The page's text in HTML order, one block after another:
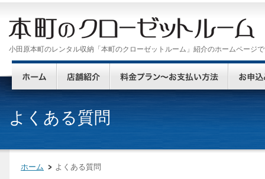
小田原本町のレンタル収納「本町のクローゼットルーム」紹介のホームページ
よくある質問
ホーム よくある質問